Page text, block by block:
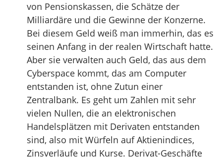
von Pensionskassen, die Schätze der
Milliardäre und die Gewinne der Konzerne.
Bei diesem Geld weiß man immerhin, das es
seinen Anfang in der realen Wirtschaft hatte.
Aber sie verwalten auch Geld, das aus dem
Cyberspace kommt, das am Computer
entstanden ist, ohne Zutun einer
Zentralbank. Es geht um Zahlen mit sehr
vielen Nullen, die an elektronischen
Handelsplätzen mit Derivaten entstanden
sind, also mit Würfeln auf Aktienindices,
Zinsverläufe und Kurse. Derivat-Geschäfte